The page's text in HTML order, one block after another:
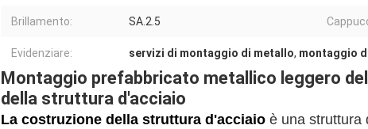
Brillamento: SA.2.5
Evidenziare: servizi di montaggio di metallo, montaggio
Montaggio prefabbricato metallico leggero
della struttura d'acciaio
La costruzione della struttura d'acciaio è una struttura